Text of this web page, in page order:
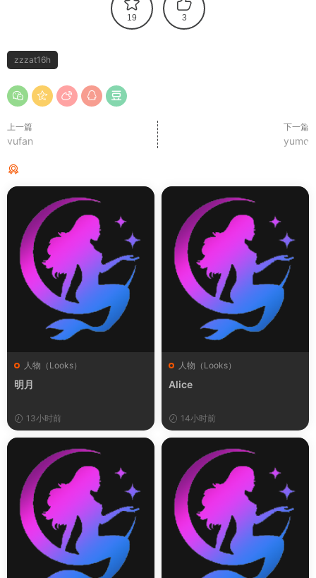
19 3
zzzat16h
上一篇
yufan
下一篇
yumo
人物（Looks）
明月
13小时前
人物（Looks）
Alice
14小时前